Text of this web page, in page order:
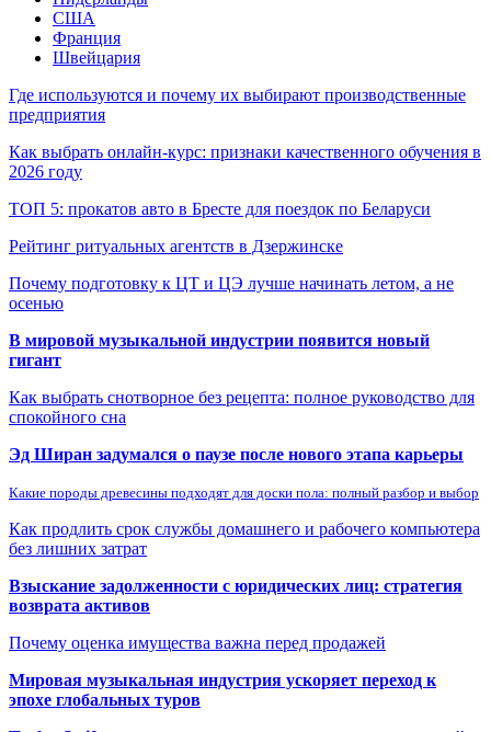
США
Франция
Швейцария
Где используются и почему их выбирают производственные
предприятия
Как выбрать онлайн-курс: признаки качественного обучения в
2026 году
ТОП 5: прокатов авто в Бресте для поездок по Беларуси
Рейтинг ритуальных агентств в Дзержинске
Почему подготовку к ЦТ и ЦЭ лучше начинать летом, а не
осенью
В мировой музыкальной индустрии появится новый
гигант
Как выбрать снотворное без рецепта: полное руководство для
спокойного сна
Эд Ширан задумался о паузе после нового этапа карьеры
Какие породы древесины подходят для доски пола: полный разбор и выбор
Как продлить срок службы домашнего и рабочего компьютера
без лишних затрат
Взыскание задолженности с юридических лиц: стратегия
возврата активов
Почему оценка имущества важна перед продажей
Мировая музыкальная индустрия ускоряет переход к
эпохе глобальных туров